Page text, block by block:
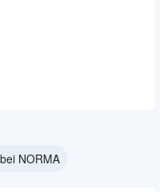
NORMA